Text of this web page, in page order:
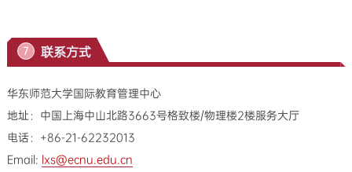
7 联系方式
华东师范大学国际教育管理中心
地址：中国上海中山北路3663号格致楼/物理楼2楼服务大厅
电话：+86-21-62232013
Email: lxs@ecnu.edu.cn